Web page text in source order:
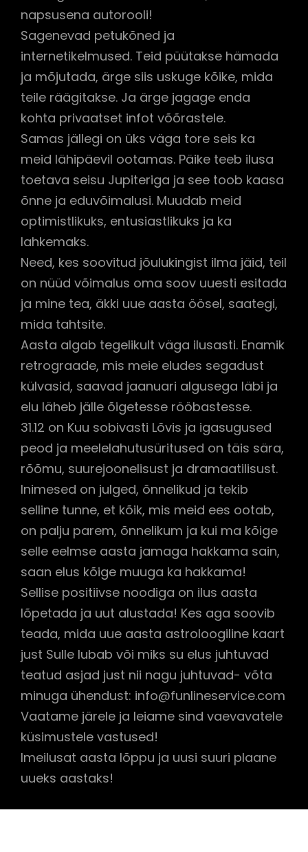
napsusena autorooli!
Sagenevad petukõned ja
internetikelmused. Teid püütakse hämada
ja mõjutada, ärge siis uskuge kõike, mida
teile räägitakse. Ja ärge jagage enda
kohta privaatset infot võõrastele.
Samas jällegi on üks väga tore seis ka
meid lähipäevil ootamas. Päike teeb ilusa
toetava seisu Jupiteriga ja see toob kaasa
õnne ja eduvõimalusi. Muudab meid
optimistlikuks, entusiastlikuks ja ka
lahkemaks.
Need, kes soovitud jõulukingist ilma jäid, teil
on nüüd võimalus oma soov uuesti esitada
ja mine tea, äkki uue aasta öösel, saategi,
mida tahtsite.
Aasta algab tegelikult väga ilusasti. Enamik
retrograade, mis meie eludes segadust
külvasid, saavad jaanuari algusega läbi ja
elu läheb jälle õigetesse rööbastesse.
31.12 on Kuu sobivasti Lõvis ja igasugused
peod ja meelelahutusüritused on täis sära,
rõõmu, suurejoonelisust ja dramaatilisust.
Inimesed on julged, õnnelikud ja tekib
selline tunne, et kõik, mis meid ees ootab,
on palju parem, õnnelikum ja kui ma kõige
selle eelmse aasta jamaga hakkama sain,
saan elus kõige muuga ka hakkama!
Sellise positiivse noodiga on ilus aasta
lõpetada ja uut alustada! Kes aga soovib
teada, mida uue aasta astroloogiline kaart
just Sulle lubab või miks su elus juhtuvad
teatud asjad just nii nagu juhtuvad- võta
minuga ühendust: info@funlineservice.com
Vaatame järele ja leiame sind vaevavatele
küsimustele vastused!
Imeilusat aasta lõppu ja uusi suuri plaane
uueks aastaks!